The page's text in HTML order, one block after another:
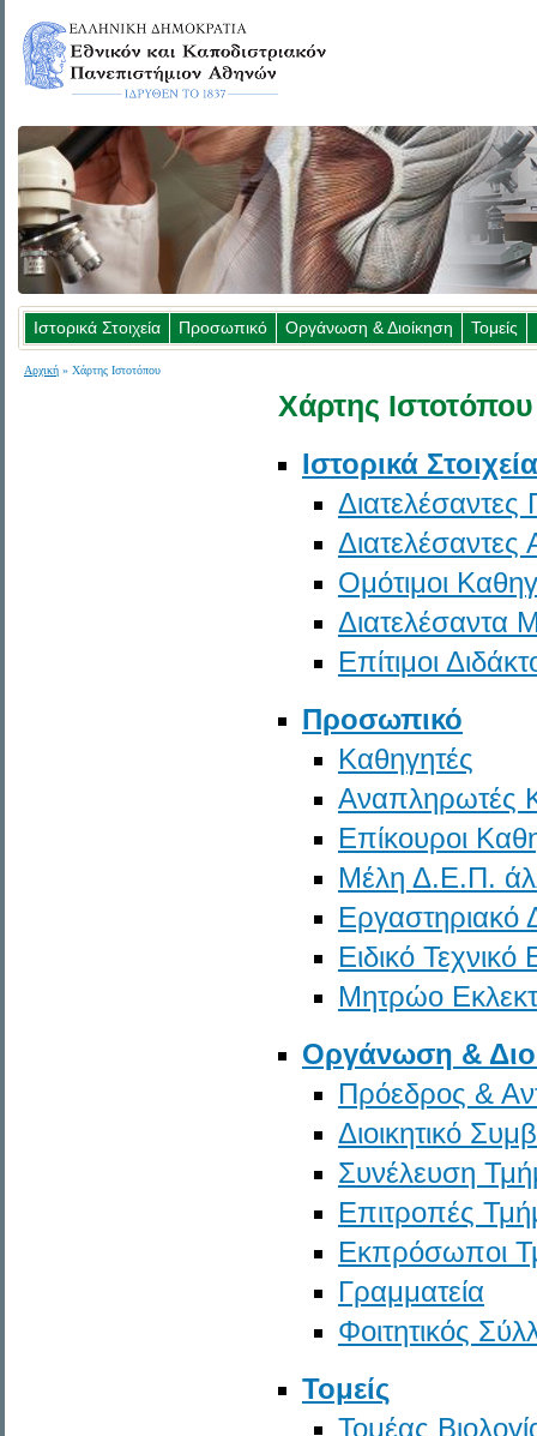
Ιστορικά Στοιχεία Προσωπικό Οργάνωση & Διοίκηση Τομείς
Αρχική » Χάρτης Ιστοτόπου
Χάρτης Ιστοτόπου
Ιστορικά Στοιχεία
Διατελέσαντες
Ομότιμοι
Διατελέσαντα
Επίτιμοι
Προσωπικό
Καθηγητές
Αναπληρωτές
Επίκουροι
Μέλη Δ.Ε.Π.
Εργαστηριακό
Ειδικό
Μητρώο
Οργάνωση &
Πρόεδρος &
Διοικητικό
Συνέλευση
Επιτροπές
Εκπρόσωποι
Γραμματεία
Φοιτητικός
Τομείς
Τομέας